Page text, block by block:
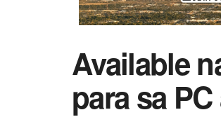
Available
para sa